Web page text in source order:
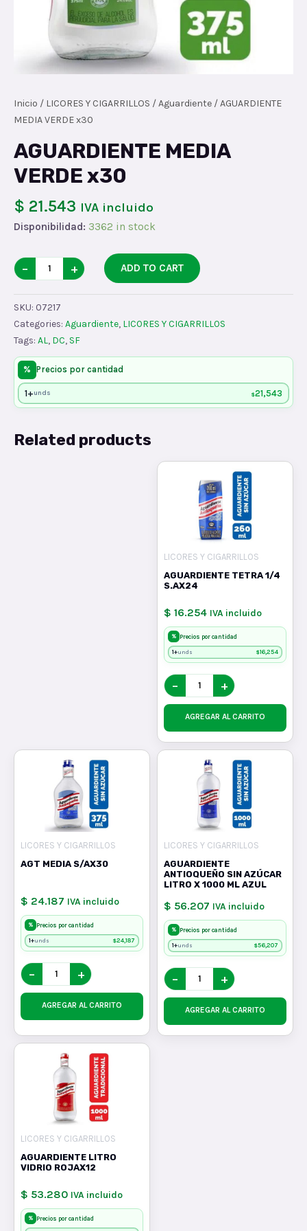
Inicio / LICORES Y CIGARRILLOS /Aguardiente / AGUARDIENTE
MEDIA VERDE x30
AGUARDIENTE MEDIA
VERDE x30
$ 21.543 IVA incluido
Disponibilidad: 3362 in stock
AGUARDIENTE
MEDIA
VERDE
x30
quantity
− + ADD TO CART
SKU: 07217
Categories: Aguardiente, LICORES Y CIGARRILLOS
Tags: AL, DC, SF
% Precios por cantidad
1+unds $21,543
Related products
LICORES Y CIGARRILLOS
AGUARDIENTE TETRA 1/4
S.AX24
$ 16.254 IVA incluido
% Precios por cantidad
1+unds $16,254
− +
AGREGAR AL CARRITO
LICORES Y CIGARRILLOS
AGT MEDIA S/AX30
$ 24.187 IVA incluido
% Precios por cantidad
1+unds $24,187
− +
AGREGAR AL CARRITO
LICORES Y CIGARRILLOS
AGUARDIENTE
ANTIOQUEÑO SIN AZÚCAR
LITRO X 1000 ML AZUL
$ 56.207 IVA incluido
% Precios por cantidad
1+unds $56,207
− +
AGREGAR AL CARRITO
LICORES Y CIGARRILLOS
AGUARDIENTE LITRO
VIDRIO ROJAX12
$ 53.280 IVA incluido
% Precios por cantidad